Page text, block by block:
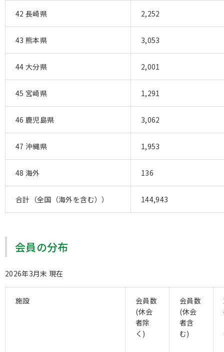
42 長崎県 2,252
43 熊本県 3,053
44 大分県 2,001
45 宮崎県 1,291
46 鹿児島県 3,062
47 沖縄県 1,953
48 海外 136
合計（全国（海外を含む）） 144,943
会員の分布
2026年3月末 現在
施設
会員数
(休会
者除
く)
会員数
(休会
者含
む)